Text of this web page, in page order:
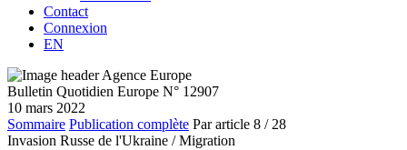
Contact
Connexion
EN
Bulletin Quotidien Europe N° 12907
10 mars 2022
Sommaire Publication complète Par article 8 / 28
Invasion Russe de l'Ukraine / Migration